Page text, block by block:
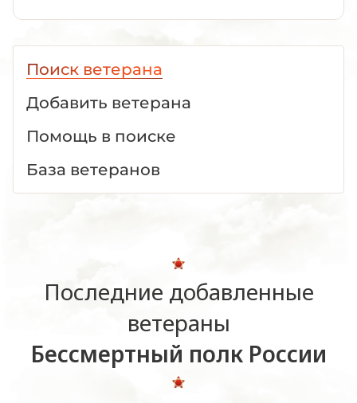
Поиск ветерана
Добавить ветерана
Помощь в поиске
База ветеранов
Последние добавленные
ветераны
Бессмертный полк России